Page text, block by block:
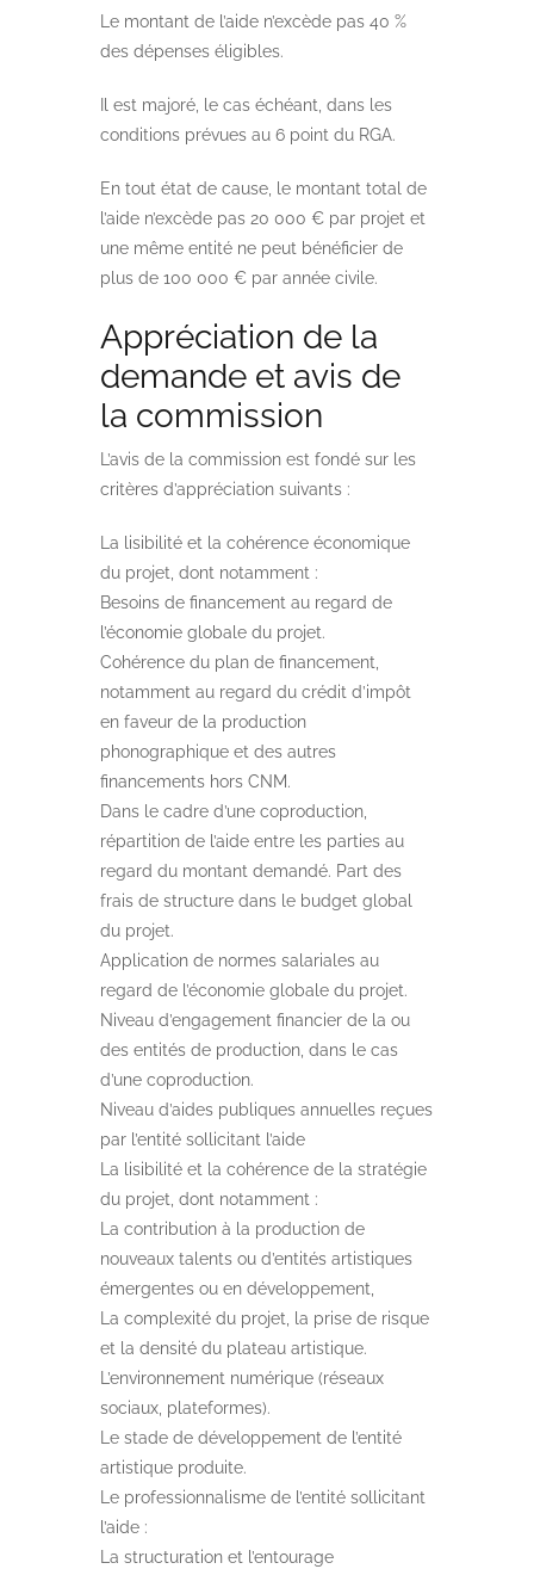
Le montant de l’aide n’excède pas 40 %
des dépenses éligibles.
Il est majoré, le cas échéant, dans les
conditions prévues au 6 point du RGA.
En tout état de cause, le montant total de
l’aide n’excède pas 20 000 € par projet et
une même entité ne peut bénéficier de
plus de 100 000 € par année civile.
Appréciation de la
demande et avis de
la commission
L’avis de la commission est fondé sur les
critères d’appréciation suivants :
La lisibilité et la cohérence économique
du projet, dont notamment :
Besoins de financement au regard de
l’économie globale du projet.
Cohérence du plan de financement,
notamment au regard du crédit d’impôt
en faveur de la production
phonographique et des autres
financements hors CNM.
Dans le cadre d’une coproduction,
répartition de l’aide entre les parties au
regard du montant demandé. Part des
frais de structure dans le budget global
du projet.
Application de normes salariales au
regard de l’économie globale du projet.
Niveau d’engagement financier de la ou
des entités de production, dans le cas
d’une coproduction.
Niveau d’aides publiques annuelles reçues
par l’entité sollicitant l’aide
La lisibilité et la cohérence de la stratégie
du projet, dont notamment :
La contribution à la production de
nouveaux talents ou d’entités artistiques
émergentes ou en développement,
La complexité du projet, la prise de risque
et la densité du plateau artistique.
L’environnement numérique (réseaux
sociaux, plateformes).
Le stade de développement de l’entité
artistique produite.
Le professionnalisme de l’entité sollicitant
l’aide :
La structuration et l’entourage